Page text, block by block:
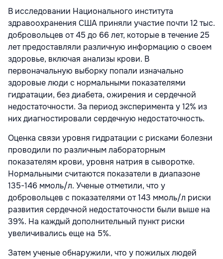
В исследовании Национального института
здравоохранения США приняли участие почти 12 тыс.
добровольцев от 45 до 66 лет, которые в течение 25
лет предоставляли различную информацию о своем
здоровье, включая анализы крови. В
первоначальную выборку попали изначально
здоровые люди с нормальными показателями
гидратации, без диабета, ожирения и сердечной
недостаточности. За период эксперимента у 12% из
них диагностировали сердечную недостаточность.
Оценка связи уровня гидратации с рисками болезни
проводили по различным лабораторным
показателям крови, уровня натрия в сыворотке.
Нормальными считаются показатели в диапазоне
135-146 ммоль/л. Ученые отметили, что у
добровольцев с показателями от 143 ммоль/л риски
развития сердечной недостаточности были выше на
39%. На каждый дополнительный пункт риски
увеличивались еще на 5%.
Затем ученые обнаружили, что у пожилых людей